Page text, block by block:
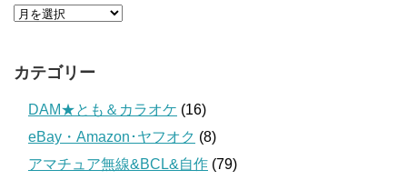
カテゴリー
DAM★とも＆カラオケ (16)
eBay・Amazon･ヤフオク (8)
アマチュア無線&BCL&自作 (79)